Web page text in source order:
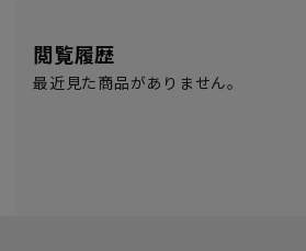
閲覧履歴
最近見た商品がありません。